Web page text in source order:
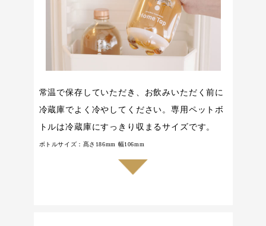
常温で保存していただき、お飲みいただく前に
冷蔵庫でよく冷やしてください。専用ペットボ
トルは冷蔵庫にすっきり収まるサイズです。
ボトルサイズ：髙さ186mm 幅106mm